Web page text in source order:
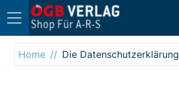
Direkt zum Inhalt
Home
Die Datenschutzerklärung